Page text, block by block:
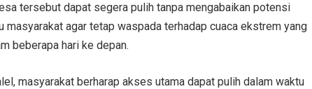
tersebut dapat segera pulih tanpa mengabaikan potensi
masyarakat agar tetap waspada terhadap cuaca ekstrem yang
beberapa hari ke depan.
masyarakat berharap akses utama dapat pulih dalam waktu